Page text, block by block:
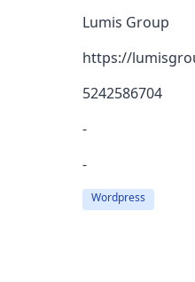
Lumis Group
https://
5242586704
-
-
Wordpress